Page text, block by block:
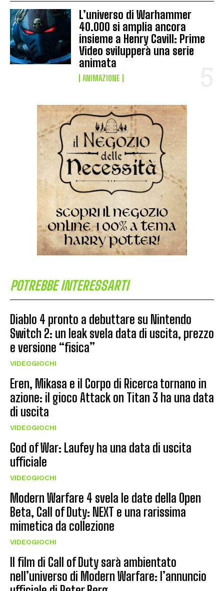
L’universo di Warhammer
40.000 si amplia ancora
insieme a Henry Cavill: Prime
Video svilupperà una serie
animata
ANIMAZIONE
POTREBBE INTERESSARTI
Diablo 4 pronto a debuttare su Nintendo
Switch 2: un leak svela data di uscita, prezzo
e versione “fisica”
VIDEOGIOCHI
Eren, Mikasa e il Corpo di Ricerca tornano in
azione: il gioco Attack on Titan 3 ha una data
di uscita
VIDEOGIOCHI
God of War: Laufey ha una data di uscita
ufficiale
VIDEOGIOCHI
Modern Warfare 4 svela le date della Open
Beta, Call of Duty: NEXT e una rarissima
mimetica da collezione
VIDEOGIOCHI
Il film di Call of Duty sarà ambientato
nell’universo di Modern Warfare: l’annuncio